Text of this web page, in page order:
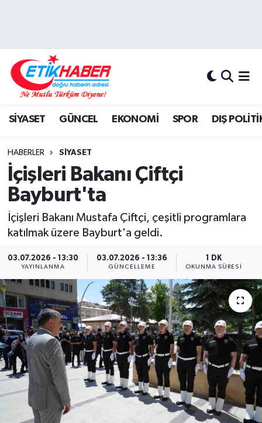
SİYASET GÜNCEL EKONOMİ SPOR DIŞ
HABERLER SİYASET
İçişleri Bakanı Çiftçi
Bayburt'ta
İçişleri Bakanı Mustafa Çiftçi, çeşitli programlara
katılmak üzere Bayburt'a geldi.
03.07.2026 - 13:30
YAYINLANMA
03.07.2026 - 13:36
GÜNCELLEME
1 DK
OKUNMA SÜRESI
DIŞ POLİTİKA
EKONOMİ
KÖŞE YAZILARI
KÜLTÜR-SANAT-MAGAZİN
MEDYA
ÖZEL HABER
RÖPORTAJLAR
SAĞLIK
SİYASET
GÜNCEL
Hava Durumu
Süper Lig Puan Durumu ve Fikstür
Tüm Manşetler
Son Dakika Haberleri
Haber Arşivi